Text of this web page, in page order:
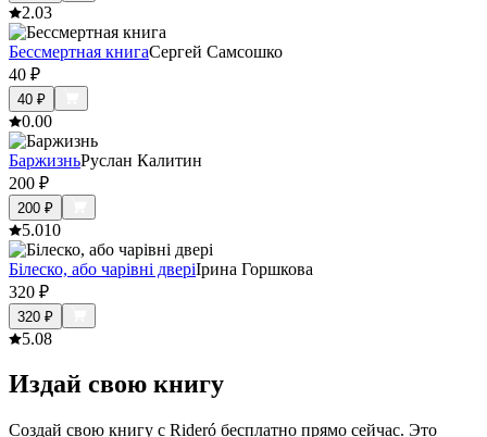
2.03
Бессмертная книгаСергей Самсошко
40 ₽
40 ₽
0.00
БаржизньРуслан Калитин
200 ₽
200 ₽
5.010
Білеско, або чарівні дверіІрина Горшкова
320 ₽
320 ₽
5.08
Издай свою книгу
Создай свою книгу с Rideró бесплатно прямо сейчас. Это